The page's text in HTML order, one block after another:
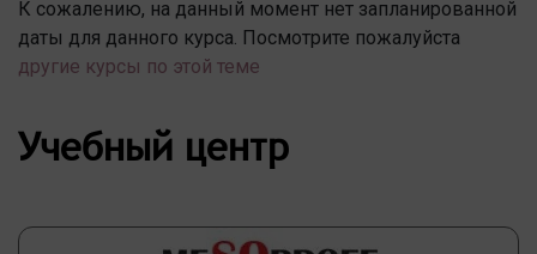
К сожалению, на данный момент нет запланированной
даты для данного курса. Посмотрите пожалуйста
другие курсы по этой теме
Учебный центр